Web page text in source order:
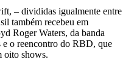
– divididas igualmente entre
também recebeu em
Roger Waters, da banda
o reencontro do RBD, que
oito shows.